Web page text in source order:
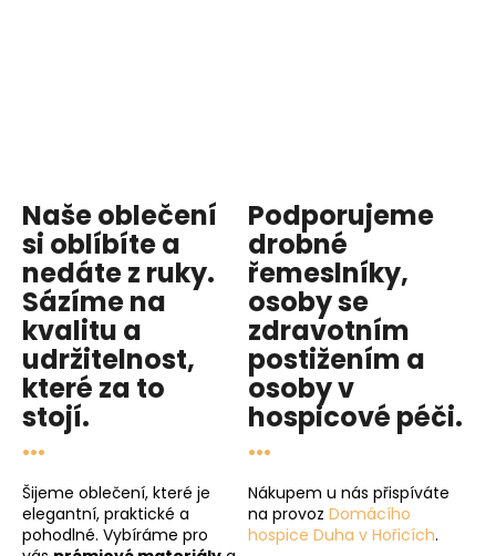
Naše oblečení
si oblíbíte a
nedáte z ruky.
Sázíme na
kvalitu a
udržitelnost,
které za to
stojí.
...
Šijeme oblečení, které je
elegantní, praktické a
pohodlné. Vybíráme pro
Podporujeme
drobné
řemeslníky,
osoby se
zdravotním
postižením a
osoby v
hospicové péči.
...
Nákupem u nás přispíváte
na provoz Domácího
hospice Duha v Hořicích.